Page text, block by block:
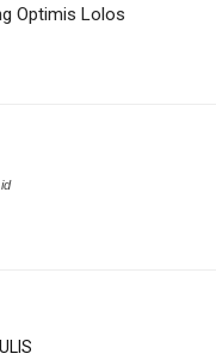
Optimis Lolos